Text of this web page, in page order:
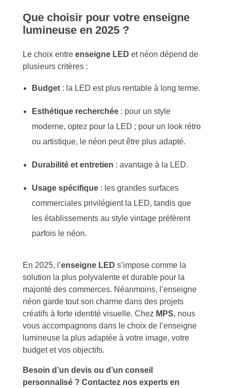
Que choisir pour votre enseigne
lumineuse en 2025 ?
Le choix entre enseigne LED et néon dépend de
plusieurs critères :
Budget: la LED est plus rentable à long terme.
Esthétique recherchée: pour un style
moderne, optez pour la LED ; pour un look rétro
ou artistique, le néon peut être plus adapté.
Durabilité et entretien : avantage à la LED.
Usage spécifique: les grandes surfaces
commerciales privilégient la LED, tandis que
les établissements au style vintage préfèrent
parfois le néon.
En 2025, l’enseigne LED s’impose comme la
solution la plus polyvalente et durable pour la
majorité des commerces. Néanmoins, l’enseigne
néon garde tout son charme dans des projets
créatifs à forte identité visuelle. Chez MPS, nous
vous accompagnons dans le choix de l’enseigne
lumineuse la plus adaptée à votre image, votre
budget et vos objectifs.
Besoin d’un devis ou d’un conseil
personnalisé ? Contactez nos experts en